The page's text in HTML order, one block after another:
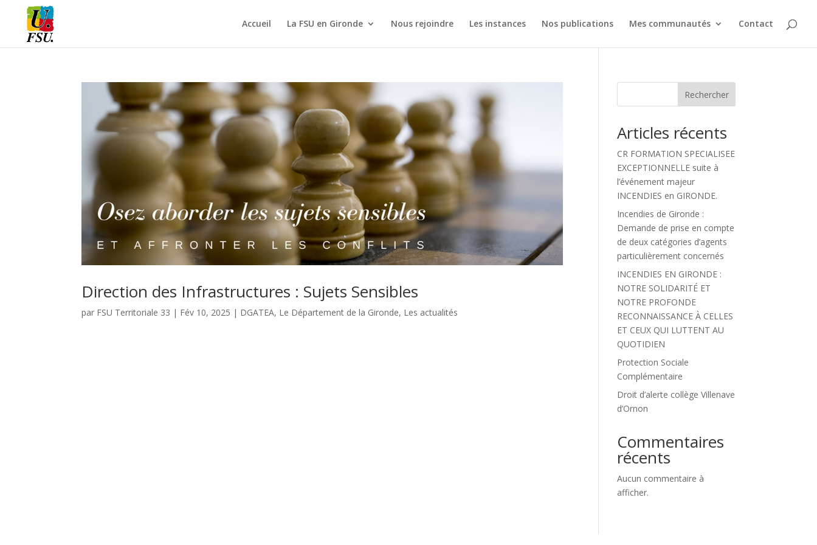
Accueil La FSU en Gironde Nous rejoindre Les instances Nos publications Mes communautés Contact
Direction des Infrastructures : Sujets Sensibles
par FSU Territoriale 33 | Fév 10, 2025 | DGATEA, Le Département de la Gironde, Les actualités
Rechercher
Articles récents
CR FORMATION SPECIALISEE
EXCEPTIONNELLE suite à
l’événement majeur
INCENDIES en GIRONDE.
Incendies de Gironde :
Demande de prise en compte
de deux catégories d’agents
particulièrement concernés
INCENDIES EN GIRONDE :
NOTRE SOLIDARITÉ ET
NOTRE PROFONDE
RECONNAISSANCE À CELLES
ET CEUX QUI LUTTENT AU
QUOTIDIEN
Protection Sociale
Complémentaire
Droit d’alerte collège Villenave
d’Ornon
Commentaires
récents
Aucun commentaire à
afficher.